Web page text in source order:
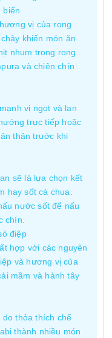
biển
vị của rong
khiến món ăn
nhum trong rong
và chiên chín
vị ngọt và lan
trực tiếp hoặc
thân trước khi
sẽ là lựa chọn kết
hay sốt cà chua.
nước sốt để nấu
chín.
điệp
hợp với các nguyên
và hương vị của
mầm và hành tây
thỏa thích chế
thành nhiều món